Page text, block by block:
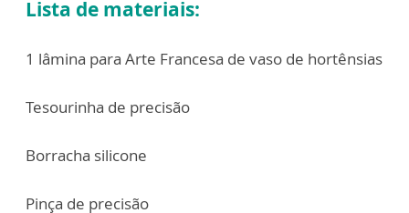
Lista de materiais:
1 lâmina para Arte Francesa de vaso de hortênsias
Tesourinha de precisão
Borracha silicone
Pinça de precisão